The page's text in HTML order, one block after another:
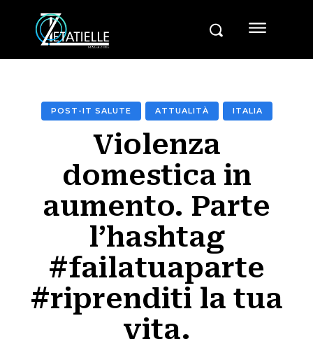
POST-IT SALUTE ATTUALITÀ ITALIA
Violenza
domestica in
aumento. Parte
l’hashtag
#failatuaparte
#riprenditi la tua
vita.